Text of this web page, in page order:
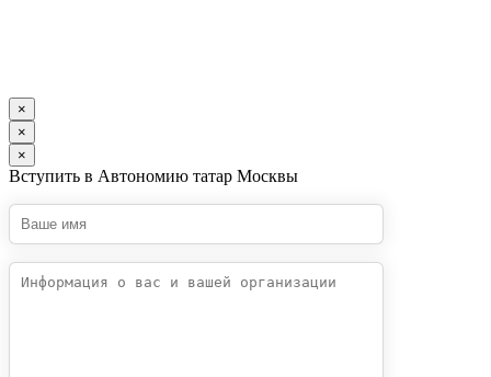
×
×
×
Вступить в Автономию татар Москвы